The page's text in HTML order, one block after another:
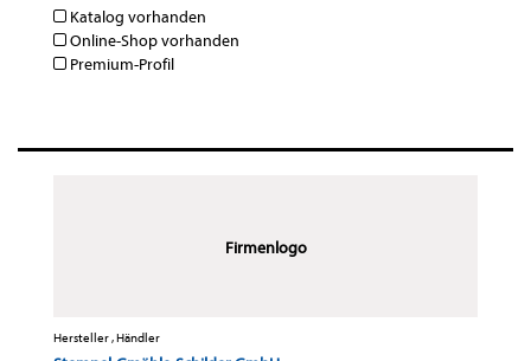
Katalog vorhanden
Online-Shop vorhanden
Premium-Profil
Firmenlogo
Hersteller , Händler